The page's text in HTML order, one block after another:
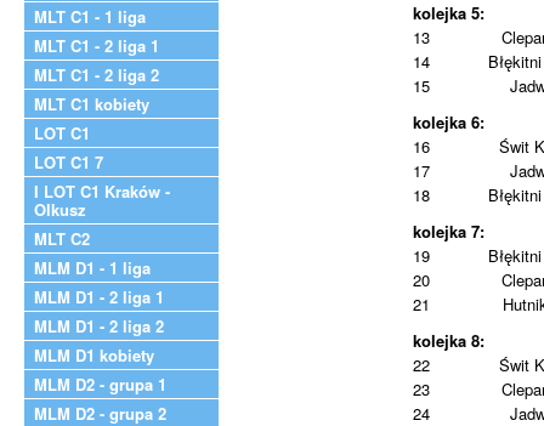
MLT C1 - 1 liga
MLT C1 - 2 liga 1
MLT C1 - 2 liga 2
MLT C1 kobiety
LOT C1
LOT C1 7
I LOT C1 Kraków -
Olkusz
MLT C2
MLM D1 - 1 liga
MLM D1 - 2 liga 1
MLM D1 - 2 liga 2
MLM D1 kobiety
MLM D2 - grupa 1
MLM D2 - grupa 2
kolejka 5:
13
14
15
kolejka 6:
16
Świt
17
18
kolejka 7:
19
20
21
kolejka 8:
22
Świt
23
24